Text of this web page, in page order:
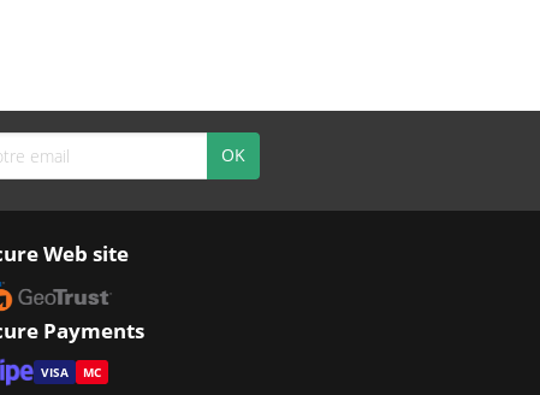
Web site
Payments
VISA MC